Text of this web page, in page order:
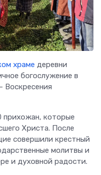
храме деревни
богослужение в
Воскресения
прихожан, которые
Христа. После
совершили крестный
молитвы и
и духовной радости.